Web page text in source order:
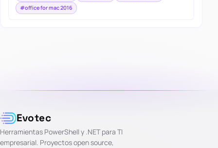
#office for mac 2016
Evotec
Herramientas PowerShell y .NET para TI
empresarial. Proyectos open source,